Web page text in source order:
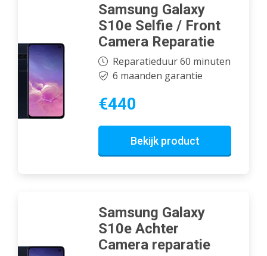
Samsung Galaxy
S10e Selfie / Front
Camera Reparatie
Reparatieduur 60 minuten
6 maanden garantie
€440
Bekijk product
Samsung Galaxy
S10e Achter
Camera reparatie